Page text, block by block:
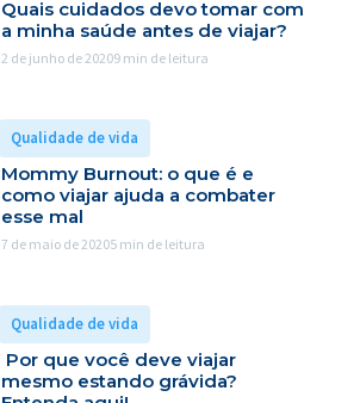
Quais cuidados devo tomar com
a minha saúde antes de viajar?
2 de junho de 20209 min de leitura
Qualidade de vida
Mommy Burnout: o que é e
como viajar ajuda a combater
esse mal
7 de maio de 20205 min de leitura
Qualidade de vida
Por que você deve viajar
mesmo estando grávida?